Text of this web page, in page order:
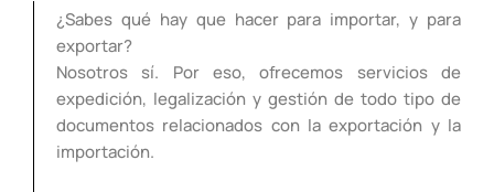
¿Sabes qué hay que hacer para importar, y para
exportar?
Nosotros sí. Por eso, ofrecemos servicios de
expedición, legalización y gestión de todo tipo de
documentos relacionados con la exportación y la
importación.